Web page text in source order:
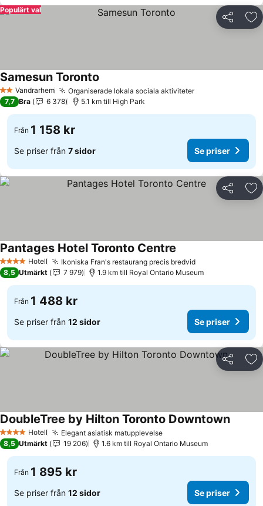
Dela
Populärt val
2 StjärnorVandrarhem Organiserade lokala sociala aktiviteter
Samesun Toronto
7,7 Bra 6 378 5.1 km till High Park
Från 1 158 kr
Se priser från 7 sidor Se priser
Dela
4 StjärnorHotell Ikoniska Fran's restaurang precis bredvid
Pantages Hotel Toronto Centre
8,5 Utmärkt 7 979 1.9 km till Royal Ontario Museum
Från 1 488 kr
Se priser från 12 sidor Se priser
Dela
4 StjärnorHotell Elegant asiatisk matupplevelse
DoubleTree by Hilton Toronto Downtown
8,5 Utmärkt 19 206 1.6 km till Royal Ontario Museum
Från 1 895 kr
Se priser från 12 sidor Se priser